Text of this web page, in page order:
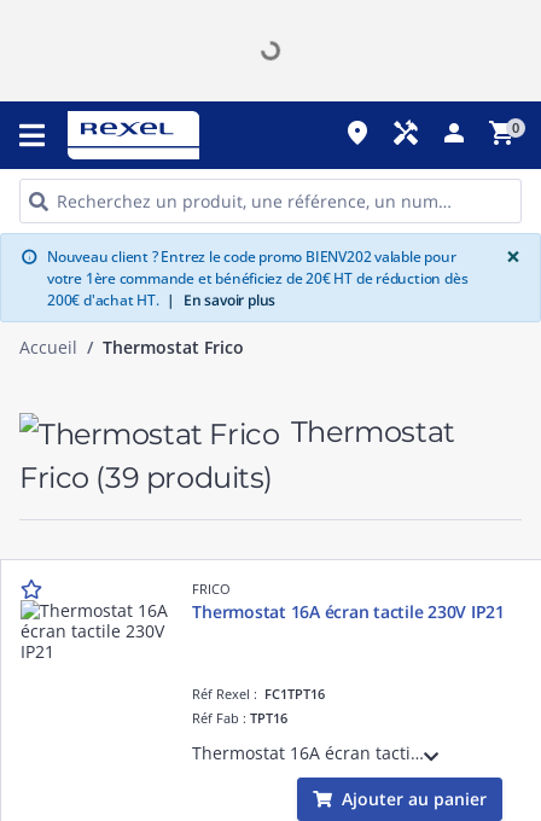
place handyman person shopping_cart0
info Nouveau client ? Entrez le code promo BIENV202 valable pour
votre 1ère commande et bénéficiez de 20€ HT de réduction dès
200€ d'achat HT. | En savoir plus
×
Accueil Thermostat Frico
Thermostat
Frico (39 produits)
FRICO
Thermostat 16A écran tactile 230V IP21
Réf Rexel : FC1TPT16
Réf Fab :TPT16
Thermostat 16A écran tactile, alimentation monophasée 230V IP21
Ajouter au panier